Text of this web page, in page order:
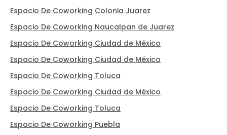
Espacio De Coworking Colonia Juarez
Espacio De Coworking Naucalpan de Juarez
Espacio De Coworking Ciudad de México
Espacio De Coworking Ciudad de México
Espacio De Coworking Toluca
Espacio De Coworking Ciudad de México
Espacio De Coworking Toluca
Espacio De Coworking Puebla